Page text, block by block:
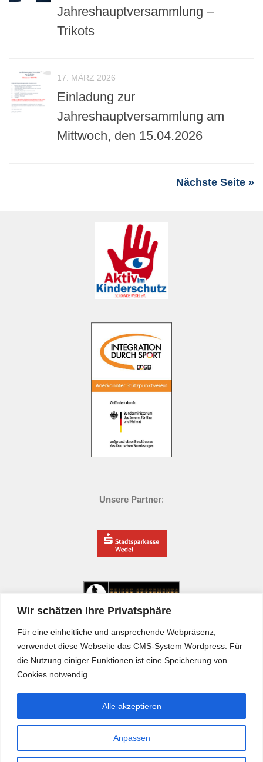
Wir schätzen Ihre Privatsphäre
Für eine einheitliche und ansprechende Webpräsenz,
verwendet diese Webseite das CMS-System Wordpress. Für
die Nutzung einiger Funktionen ist eine Speicherung von
Cookies notwendig
Anpassen
Alle akzeptieren
Jahreshauptversammlung –
Trikots
17. MÄRZ 2026
Einladung zur
Jahreshauptversammlung am
Mittwoch, den 15.04.2026
Nächste Seite »
Unsere Partner:
SC Cosmos Wedel © 2026.